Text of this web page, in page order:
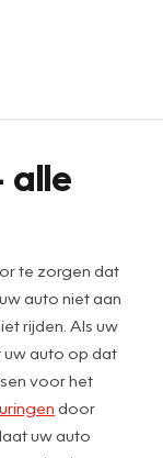
alle
te zorgen dat
auto niet aan
rijden. Als uw
auto op dat
voor het
door
uw auto